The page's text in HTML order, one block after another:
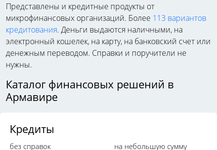
Представлены и кредитные продукты от
микрофинансовых организаций. Более 113 вариантов
кредитования. Деньги выдаются наличными, на
электронный кошелек, на карту, на банковский счет или
денежным переводом. Справки и поручители не
нужны.
Каталог финансовых решений в
Армавире
Кредиты
без справок
на небольшую сумму